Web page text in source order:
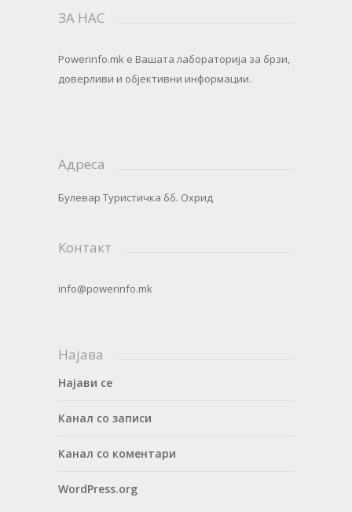
ЗА НАС
Powerinfo.mk e Вашата лабораторија за брзи,
доверливи и објективни информации.
Адреса
Булевар Туристичка бб. Охрид
Контакт
info@powerinfo.mk
Најава
Најави се
Канал со записи
Канал со коментари
WordPress.org